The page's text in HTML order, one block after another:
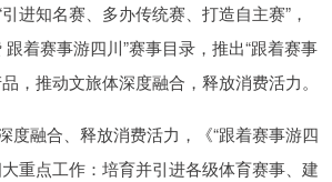
进知名赛、多办传统赛、打造自主赛”，
着赛事游四川”赛事目录，推出“跟着赛事
，推动文旅体深度融合，释放消费活力。
度融合、释放消费活力，《“跟着赛事游四
重点工作：培育并引进各级体育赛事、建